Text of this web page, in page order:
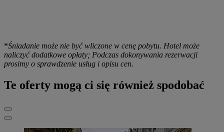
*Śniadanie może nie być wliczone w cenę pobytu. Hotel może
naliczyć dodatkowe opłaty; Podczas dokonywania rezerwacji
prosimy o sprawdzenie usług i opisu cen.
Te oferty mogą ci się również spodobać